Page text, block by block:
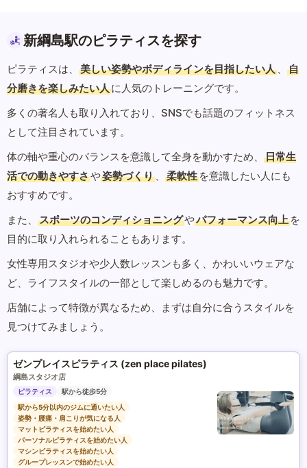
新綱島駅のピラティスを探す
ピラティスは、 美しい姿勢やボディラインを目指したい人 、
自
分磨きを楽しみたい人に人気のトレーニングです。
多くの著名人も取り入れており、SNSでも話題のフィットネス
として注目されています。
体の軸や重心のバランスを意識して全身を動かすため、
日常生
活での動きやすさや姿勢づくり 、 柔軟性 を意識したい人にも
おすすめです。
また、
スポーツのコンディショニングやパフォーマンス向上 を
目的に取り入れられることもあります。
女性専用スタジオや少人数レッスンも多く、かわいいウェアな
ど、ライフスタイルの一部として楽しめるのも魅力です。
店舗によって特徴が異なるため、まずは自分に合うスタイルを
見つけてみましょう。
ゼンプレイスピラティス (zen place pilates)
綱島スタジオ店
ピラティス
駅から徒歩5分
駅から5分以内のジムに通いたい人
姿勢・腰痛・肩こりが気になる人
マットピラティスを始めたい人
パーソナルピラティスを始めたい人
マシンピラティスを始めたい人
グループレッスンで始めたい人